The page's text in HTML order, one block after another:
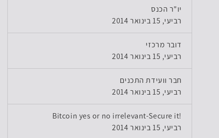
יו"ר הכנס
רביעי, 15 בינואר 2014
דובר מרכזי
רביעי, 15 בינואר 2014
חבר וועידת התכנים
רביעי, 15 בינואר 2014
!Bitcoin yes or no irrelevant-Secure it
רביעי, 15 בינואר 2014